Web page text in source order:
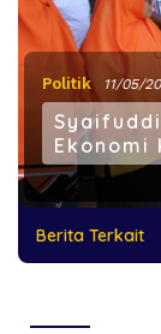
Politik 11/05/
Ekonomi
Berita Terkait